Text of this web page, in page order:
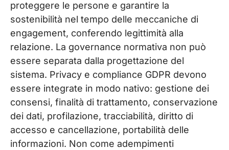
proteggere le persone e garantire la
sostenibilità nel tempo delle meccaniche di
engagement, conferendo legittimità alla
relazione. La governance normativa non può
essere separata dalla progettazione del
sistema. Privacy e compliance GDPR devono
essere integrate in modo nativo: gestione dei
consensi, finalità di trattamento, conservazione
dei dati, profilazione, tracciabilità, diritto di
accesso e cancellazione, portabilità delle
informazioni. Non come adempimenti